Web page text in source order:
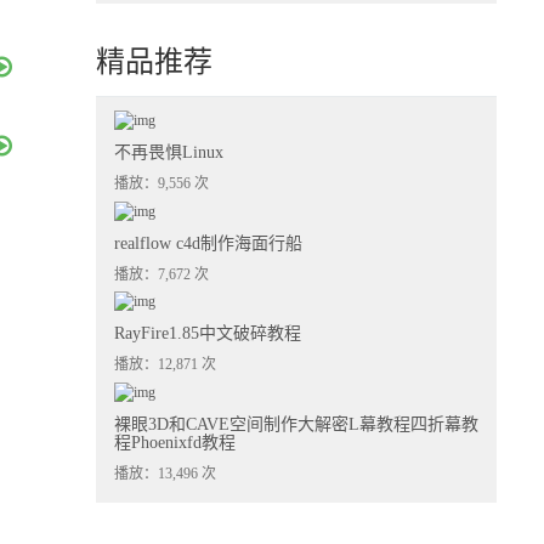
精品推荐
不再畏惧Linux
播放：9,556 次
realflow c4d制作海面行船
播放：7,672 次
RayFire1.85中文破碎教程
播放：12,871 次
裸眼3D和CAVE空间制作大解密L幕教程四折幕教
程Phoenixfd教程
播放：13,496 次